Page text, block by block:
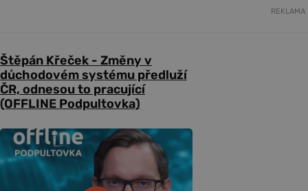
REKLAMA
Štěpán Křeček - Změny v
důchodovém systému předluží
ČR, odnesou to pracující
(OFFLINE Podpultovka)